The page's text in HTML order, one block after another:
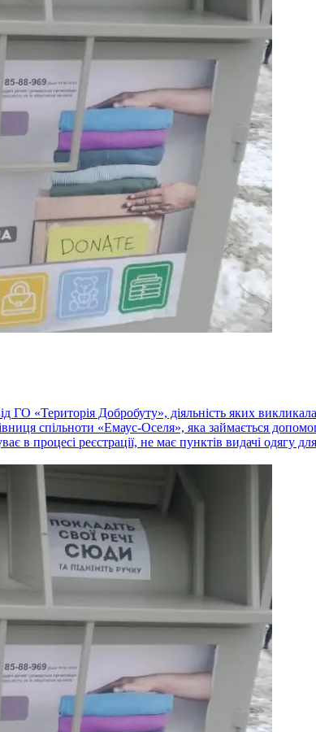
ГО «Територія Добробуту», діяльність яких
спільноти «Емаус-Оселя», яка займається
в процесі реєстрації, не має пунктів видачі